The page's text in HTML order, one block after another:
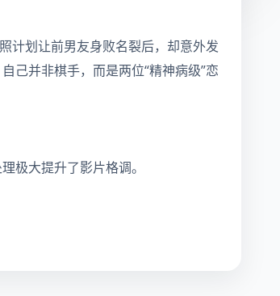
计划让前男友身败名裂后，却意外发
己并非棋手，而是两位“精神病级”恋
极大提升了影片格调。